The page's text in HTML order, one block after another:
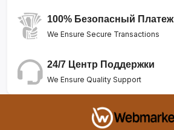
100% Безопасный Платеж
We Ensure Secure Transactions
24/7 Центр Поддержки
We Ensure Quality Support